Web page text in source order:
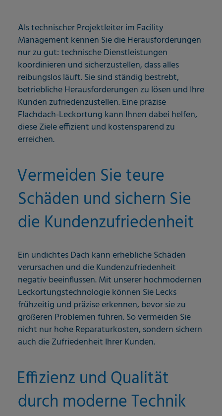
Als technischer Projektleiter im Facility
Management kennen Sie die Herausforderungen
nur zu gut: technische Dienstleistungen
koordinieren und sicherzustellen, dass alles
reibungslos läuft. Sie sind ständig bestrebt,
betriebliche Herausforderungen zu lösen und Ihre
Kunden zufriedenzustellen. Eine präzise
Flachdach-Leckortung kann Ihnen dabei helfen,
diese Ziele effizient und kostensparend zu
erreichen.
Vermeiden Sie teure
Schäden und sichern Sie
die Kundenzufriedenheit
Ein undichtes Dach kann erhebliche Schäden
verursachen und die Kundenzufriedenheit
negativ beeinflussen. Mit unserer hochmodernen
Leckortungstechnologie können Sie Lecks
frühzeitig und präzise erkennen, bevor sie zu
größeren Problemen führen. So vermeiden Sie
nicht nur hohe Reparaturkosten, sondern sichern
auch die Zufriedenheit Ihrer Kunden.
Effizienz und Qualität
durch moderne Technik